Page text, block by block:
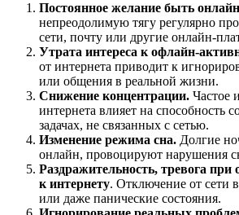
Постоянное желание быть онлайн
непреодолимую тягу регулярно
сети, почту или другие онлайн-
Утрата интереса к офлайн-
от интернета приводит к
или общения в реальной жизни.
Снижение концентрации. Частое
интернета влияет на способность
задачах, не связанных с сетью.
Изменение режима сна. Долгие
онлайн, провоцируют нарушения
Раздражительность, тревога при
к интернету. Отключение от сети
или даже панические состояния.